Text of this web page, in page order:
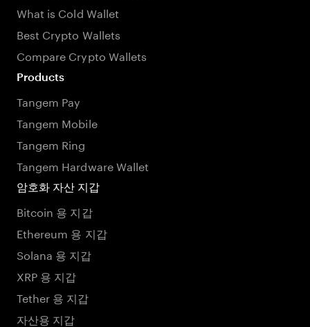
What is Cold Wallet
Best Crypto Wallets
Compare Crypto Wallets
Products
Tangem Pay
Tangem Mobile
Tangem Ring
Tangem Hardware Wallet
암호화 자산 지갑
Bitcoin 용 지갑
Ethereum 용 지갑
Solana 용 지갑
XRP 용 지갑
Tether 용 지갑
자산용 지갑